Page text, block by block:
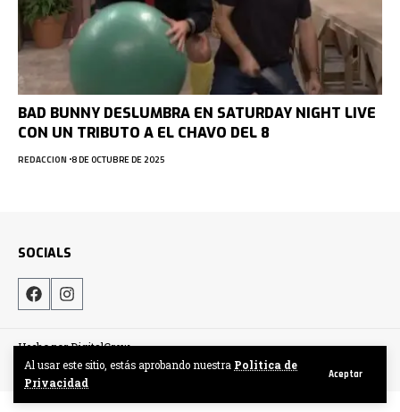
Al usar este sitio, estás aprobando nuestra Politica de
Privacidad
Aceptar
BAD BUNNY DESLUMBRA EN SATURDAY NIGHT LIVE
CON UN TRIBUTO A EL CHAVO DEL 8
REDACCION 8 DE OCTUBRE DE 2025
SOCIALS
Hecho por DigitalCrew